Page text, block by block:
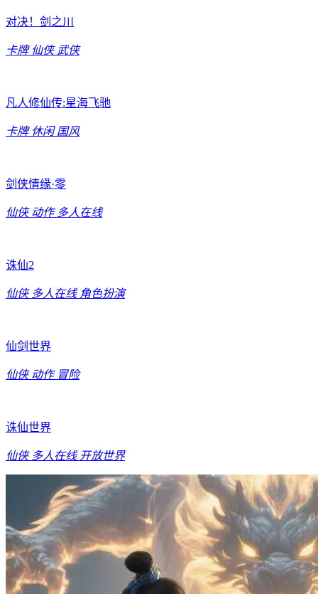
对决！剑之川
卡牌 仙侠 武侠
凡人修仙传:星海飞驰
卡牌 休闲 国风
剑侠情缘·零
仙侠 动作 多人在线
诛仙2
仙侠 多人在线 角色扮演
仙剑世界
仙侠 动作 冒险
诛仙世界
仙侠 多人在线 开放世界